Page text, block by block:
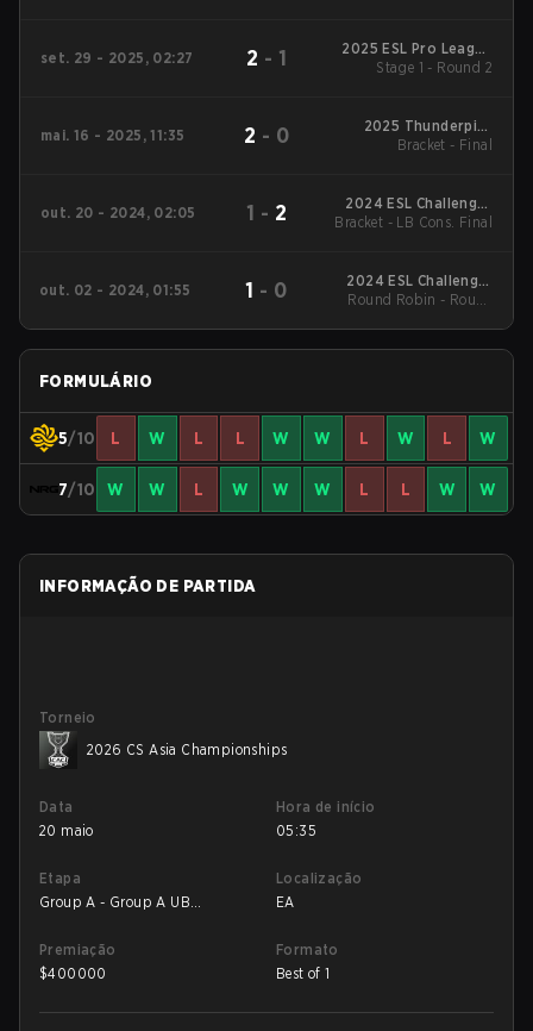
set. 29 - 2025, 02:27 2 - 1
2025 ESL Pro League
Season 22
Stage 1 - Round 2
mai. 16 - 2025, 11:35 2 - 0
2025 Thunderpick
World Championship:
Bracket - Final
out. 20 - 2024, 02:05 1 - 2
2024 ESL Challenger
League Season 48:
Bracket - LB Cons. Final
out. 02 - 2024, 01:55 1 - 0
2024 ESL Challenger
League Season 48:
Round Robin - Round
FORMULÁRIO
5/10 L W L L W W L W L W
7/10 W W L W W W L L W W
INFORMAÇÃO DE PARTIDA
Torneio
2026 CS Asia Championships
Data
20 maio
Hora de início
05:35
Etapa
Group A - Group A UB
Localização
EA
Premiação
$400000
Formato
Best of 1